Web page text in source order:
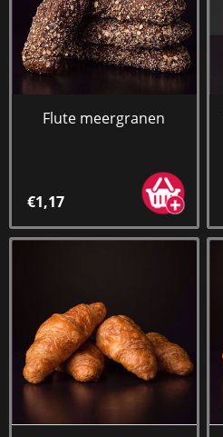
Flute meergranen
€1,17